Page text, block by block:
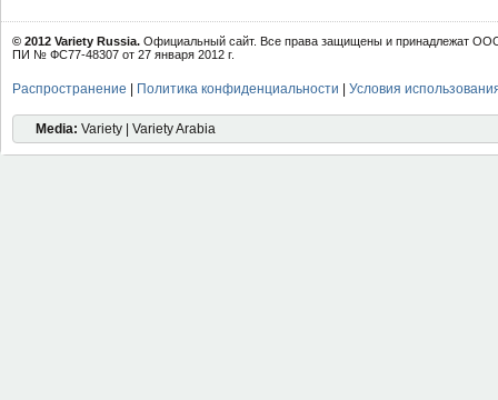
© 2012 Variety Russia. Официальный сайт. Все права защищены и принадлежат
ПИ № ФС77-48307 от 27 января 2012 г.
Распространение Политика конфиденциальности Условия
Media: Variety | Variety Arabia